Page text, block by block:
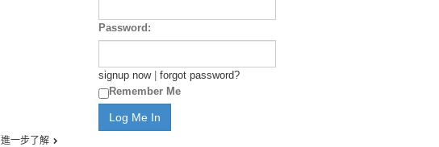
進一步了解
Password:
signup now| forgot password?
Remember Me